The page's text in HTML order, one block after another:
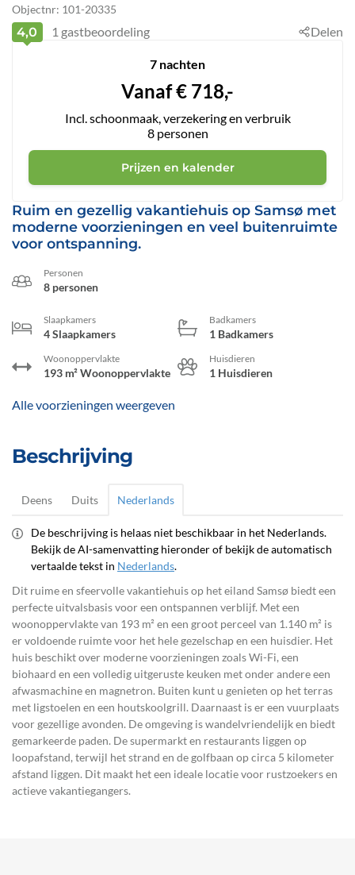
Objectnr: 101-20335
Ruim en gezellig vakantiehuis op Samsø met
moderne voorzieningen en veel buitenruimte
voor ontspanning.
Personen
8 personen
Slaapkamers
4 Slaapkamers
Badkamers
1 Badkamers
Woonoppervlakte
193 m² Woonoppervlakte
Huisdieren
1 Huisdieren
Alle voorzieningen weergeven
Beschrijving
Deens Duits Nederlands
De beschrijving is helaas niet beschikbaar in het Nederlands.
Bekijk de AI-samenvatting hieronder of bekijk de automatisch
vertaalde tekst in Nederlands.
Dit ruime en sfeervolle vakantiehuis op het eiland Samsø biedt een
perfecte uitvalsbasis voor een ontspannen verblijf. Met een
woonoppervlakte van 193 m² en een groot perceel van 1.140 m² is
er voldoende ruimte voor het hele gezelschap en een huisdier. Het
huis beschikt over moderne voorzieningen zoals Wi-Fi, een
biohaard en een volledig uitgeruste keuken met onder andere een
afwasmachine en magnetron. Buiten kunt u genieten op het terras
met ligstoelen en een houtskoolgrill. Daarnaast is er een vuurplaats
voor gezellige avonden. De omgeving is wandelvriendelijk en biedt
gemarkeerde paden. De supermarkt en restaurants liggen op
loopafstand, terwijl het strand en de golfbaan op circa 5 kilometer
afstand liggen. Dit maakt het een ideale locatie voor rustzoekers en
actieve vakantiegangers.
4,0 1 gastbeoordeling Delen
7 nachten
Vanaf€ 718,-
Incl. schoonmaak, verzekering en verbruik
8 personen
Prijzen en kalender